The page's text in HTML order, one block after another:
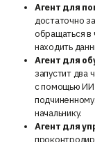
Агент для
достаточно
обращаться в
находить
Агент для
запустит два
с помощью ИИ
начальнику.
Агент для